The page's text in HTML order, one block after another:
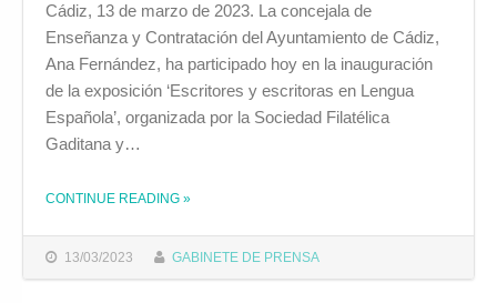
13/03/2023 GABINETE DE PRENSA
Cádiz, 13 de marzo de 2023. La concejala de
Enseñanza y Contratación del Ayuntamiento de Cádiz,
Ana Fernández, ha participado hoy en la inauguración
de la exposición ‘Escritores y escritoras en Lengua
Española’, organizada por la Sociedad Filatélica
Gaditana y…
CONTINUE READING THE "UNA EXPOSICIÓN FILATÉLICA PONE EN VALOR A LOS ESCRITORES Y ESCRITORAS EN LENGUA ESPAÑOLA CON MOTIVO DEL IX CILE"
»